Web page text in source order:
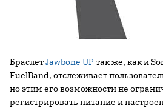
БраслетJawbone UP так же, как и
FuelBand, отслеживает
но этим его возможности не
регистрировать питание и